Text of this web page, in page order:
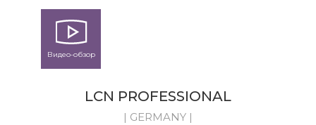
Видео-обзор
LCN PROFESSIONAL
| GERMANY |